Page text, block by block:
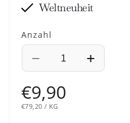
Weltneuheit
Anzahl
Verringere
Menge
für
Erhöhe
Normaler
Preis
€9,90
STÜCKPREIS
€79,20 / PRO
KG